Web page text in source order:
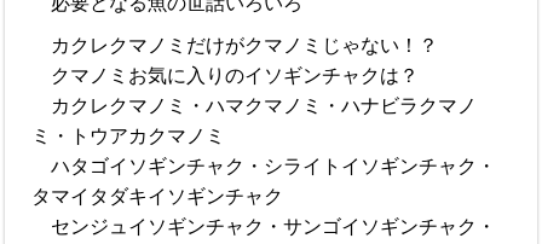
カクレクマノミだけがクマノミじゃない！？
クマノミお気に入りのイソギンチャクは？
カクレクマノミ・ハマクマノミ・ハナビラクマノ
ミ・トウアカクマノミ
ハタゴイソギンチャク・シライトイソギンチャク・
タマイタダキイソギンチャク
センジュイソギンチャク・サンゴイソギンチャク・